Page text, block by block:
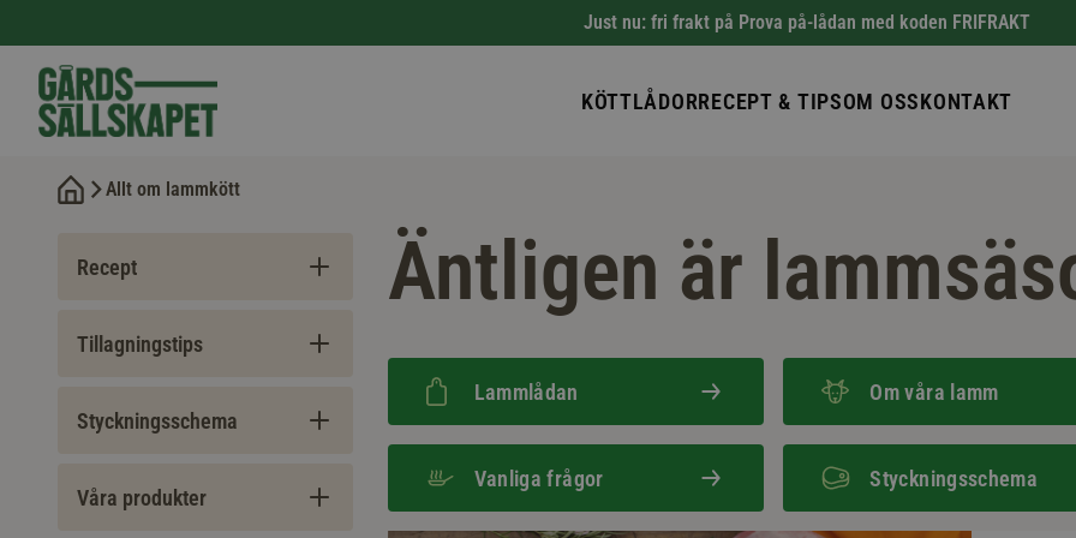
Just nu: fri frakt på Prova på-lådan med koden FRIFRAKT
KÖTTLÅDORRECEPT & TIPSOM OSSKONTAKT
Allt om lammkött
Äntligen är
Lammlådan Om våra lamm
Vanliga frågor Styckningsschema
Recept
Tillagningstips
Styckningsschema
Våra produkter